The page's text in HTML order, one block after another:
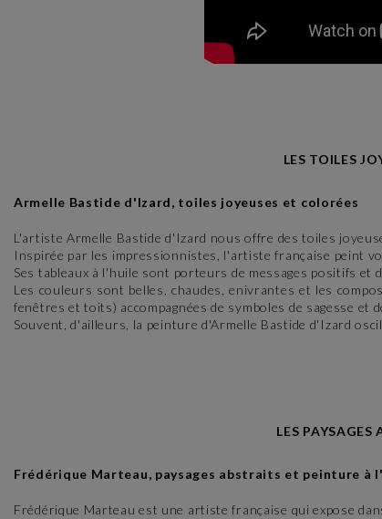
LES TOILES
Armelle Bastide d'Izard, toiles joyeuses et colorées
L'artiste Armelle Bastide d'Izard nous offre des toiles
Inspirée par les impressionnistes, l'artiste française peint
Ses tableaux à l'huile sont porteurs de messages positifs et
Les couleurs sont belles, chaudes, enivrantes et les
fenêtres et toits) accompagnées de symboles de sagesse et
Souvent, d'ailleurs, la peinture d'Armelle Bastide d'Izard
LES PAYSAGES
Frédérique Marteau, paysages abstraits et peinture à
Frédérique Marteau est une artiste française qui expose